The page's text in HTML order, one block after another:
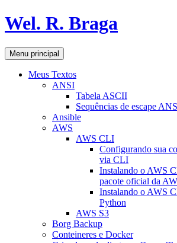
Pular
para
conteúdo
Wel. R. Braga
Pesquisar
Menu principal
Meus Textos
ANSI
Tabela ASCII
Sequências de escape
Ansible
AWS
AWS CLI
Configurando sua
via CLI
Instalando o AWS
pacote oficial da
Instalando o AWS
Python
AWS S3
Borg Backup
Conteineres e Docker